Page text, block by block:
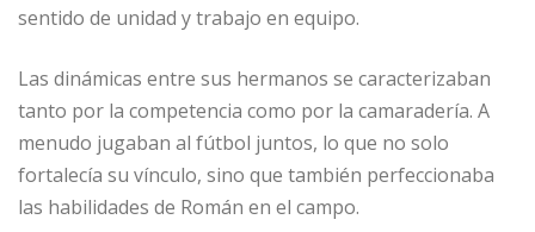
sentido de unidad y trabajo en equipo.
Las dinámicas entre sus hermanos se caracterizaban
tanto por la competencia como por la camaradería. A
menudo jugaban al fútbol juntos, lo que no solo
fortalecía su vínculo, sino que también perfeccionaba
las habilidades de Román en el campo.